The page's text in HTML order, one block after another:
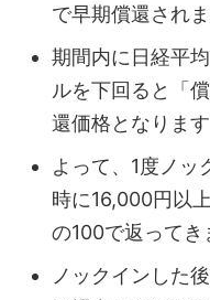
で早期償還されま
期間内に日経平
ルを下回ると「
還価格となりま
よって、1度ノッ
時に16,000円以
の100で返ってき
ノックインした